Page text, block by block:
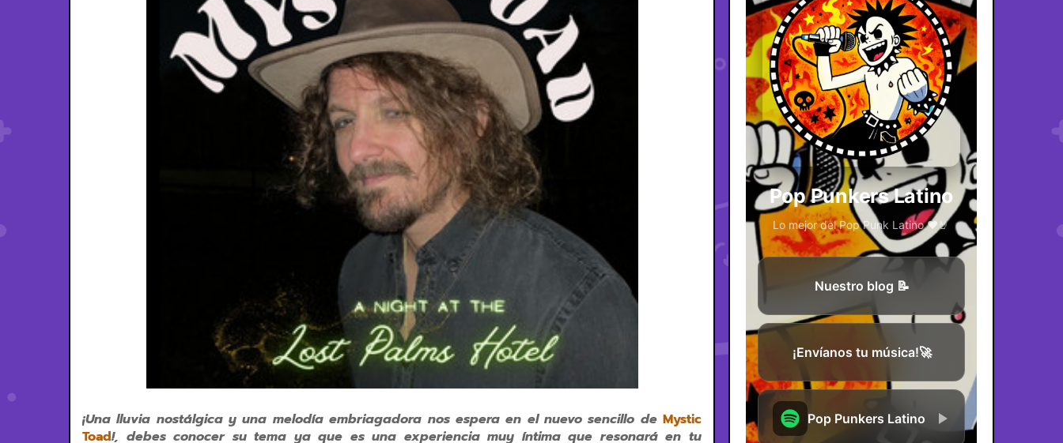
¡Una lluvia nostálgica y una melodía embriagadora nos espera en el nuevo sencillo de Mystic
Toad!, debes conocer su tema ya que es una experiencia muy íntima que resonará en tu